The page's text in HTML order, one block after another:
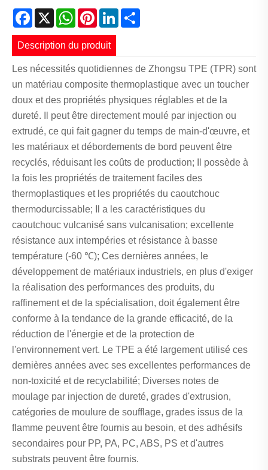
Facebook
X WhatsApp
PinterestLinkedIn
Description du produit
Les nécessités quotidiennes de Zhongsu TPE (TPR) sont
un matériau composite thermoplastique avec un toucher
doux et des propriétés physiques réglables et de la
dureté. Il peut être directement moulé par injection ou
extrudé, ce qui fait gagner du temps de main-d'œuvre, et
les matériaux et débordements de bord peuvent être
recyclés, réduisant les coûts de production; Il possède à
la fois les propriétés de traitement faciles des
thermoplastiques et les propriétés du caoutchouc
thermodurcissable; Il a les caractéristiques du
caoutchouc vulcanisé sans vulcanisation; excellente
résistance aux intempéries et résistance à basse
température (-60 ℃); Ces dernières années, le
développement de matériaux industriels, en plus d'exiger
la réalisation des performances des produits, du
raffinement et de la spécialisation, doit également être
conforme à la tendance de la grande efficacité, de la
réduction de l'énergie et de la protection de
l'environnement vert. Le TPE a été largement utilisé ces
dernières années avec ses excellentes performances de
non-toxicité et de recyclabilité; Diverses notes de
moulage par injection de dureté, grades d'extrusion,
catégories de moulure de soufflage, grades issus de la
flamme peuvent être fournis au besoin, et des adhésifs
secondaires pour PP, PA, PC, ABS, PS et d'autres
substrats peuvent être fournis.